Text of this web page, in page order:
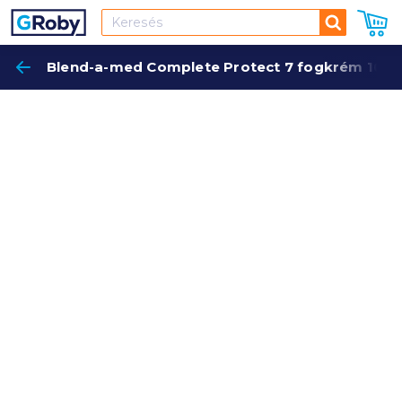
Keresés
Blend-a-med Complete Protect 7 fogkrém 100